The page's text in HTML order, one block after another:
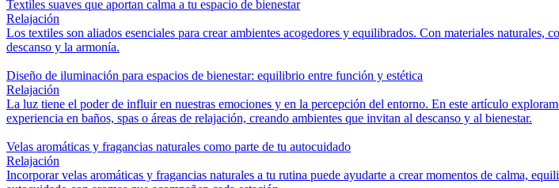
Textiles suaves que aportan calma a tu espacio de bienestar
Relajación
Los textiles son aliados esenciales para crear ambientes acogedores y equilibrados. Con materiales
descanso y la armonía.
Diseño de iluminación para espacios de bienestar: equilibrio entre función y estética
Relajación
La luz tiene el poder de influir en nuestras emociones y en la percepción del entorno. En este artículo
experiencia en baños, spas o áreas de relajación, creando ambientes que invitan al descanso y al bienestar.
Velas aromáticas y fragancias naturales como parte de tu autocuidado
Relajación
Incorporar velas aromáticas y fragancias naturales a tu rutina puede ayudarte a crear momentos de calma,